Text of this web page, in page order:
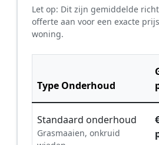
Let op: Dit zijn gemiddelde
offerte aan voor een exacte
woning.
Type Onderhoud
Standaard onderhoud
Grasmaaien, onkruid